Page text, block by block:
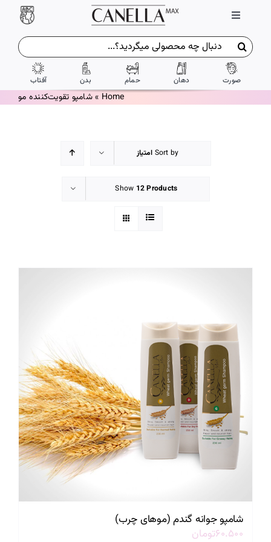
content
Toggle
Navigation
ورود / ثبت نام
جستجو
برای:
صورت دهان حمام بدن آفتاب
Home
»شامپو تقویت‌کننده مو
Sort by امتیاز
Show 12 Products
شامپو جوانه گندم (موهای چرب)
۶۰.۵۰۰تومان